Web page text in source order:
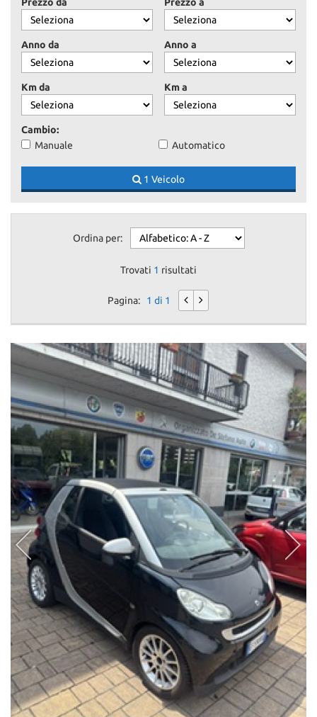
AREA COMMERCIANTI
Anno da Anno a
Km da Km a
Cambio:
Manuale
Automatico
1 Veicolo
Ordina per:
Trovati 1 risultati
Pagina: 1 di 1